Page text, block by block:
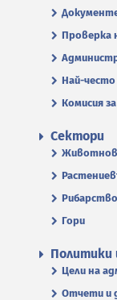
Проверка
Най-
Комисия
Сектори
Рибарство
Гори
Политики
Цели на
Отчети и